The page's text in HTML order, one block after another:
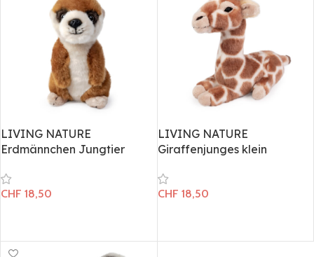
LIVING NATURE
Erdmännchen Jungtier
CHF 18,50
LIVING NATURE
Giraffenjunges klein
CHF 18,50